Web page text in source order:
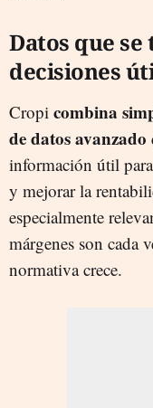
Datos que
decisiones
Cropi combina
de datos avanzado
información útil
y mejorar la
especialmente
márgenes son cada
normativa crece.